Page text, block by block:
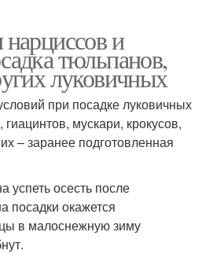
и
тюльпанов,
луковичных
при посадке луковичных
мускари, крокусов,
– заранее подготовленная
успеть осесть после
посадки окажется
в малоснежную зиму